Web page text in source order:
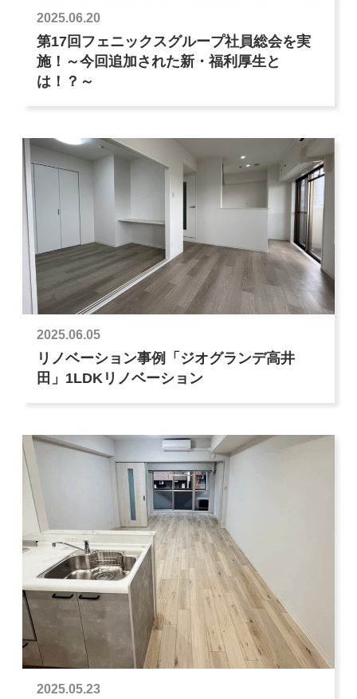
2025.06.20
第17回フェニックスグループ社員総会を実
施！～今回追加された新・福利厚生と
は！？～
2025.06.05
リノベーション事例「ジオグランデ高井
田」1LDKリノベーション
2025.05.23